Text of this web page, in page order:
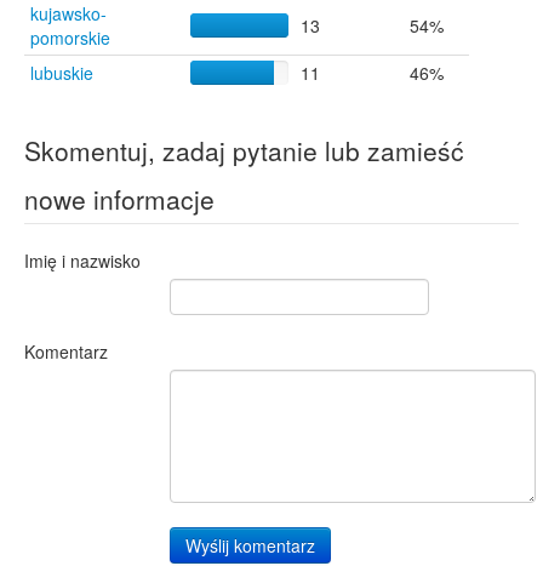
kujawsko-
pomorskie
13
54%
lubuskie
11 46%
Skomentuj, zadaj pytanie lub zamieść
nowe informacje
Imię i nazwisko
Komentarz
Wyślij komentarz